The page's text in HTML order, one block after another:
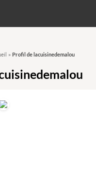
» Profil de lacuisinedemalou